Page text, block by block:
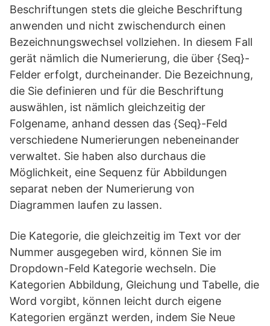
Beschriftungen stets die gleiche Beschriftung
anwenden und nicht zwischendurch einen
Bezeichnungswechsel vollziehen. In diesem Fall
gerät nämlich die Numerierung, die über {Seq}-
Felder erfolgt, durcheinander. Die Bezeichnung,
die Sie definieren und für die Beschriftung
auswählen, ist nämlich gleichzeitig der
Folgename, anhand dessen das {Seq}-Feld
verschiedene Numerierungen nebeneinander
verwaltet. Sie haben also durchaus die
Möglichkeit, eine Sequenz für Abbildungen
separat neben der Numerierung von
Diagrammen laufen zu lassen.
Die Kategorie, die gleichzeitig im Text vor der
Nummer ausgegeben wird, können Sie im
Dropdown-Feld Kategorie wechseln. Die
Kategorien Abbildung, Gleichung und Tabelle, die
Word vorgibt, können leicht durch eigene
Kategorien ergänzt werden, indem Sie Neue